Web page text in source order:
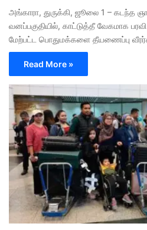
அங்காரா, துருக்கி, ஜூலை 1 – கடந்த
வனப்பகுதியில், காட்டுத்தீ வேகமாக
மேற்பட்ட பொதுமக்களை தீயணைப்பு
Read More »